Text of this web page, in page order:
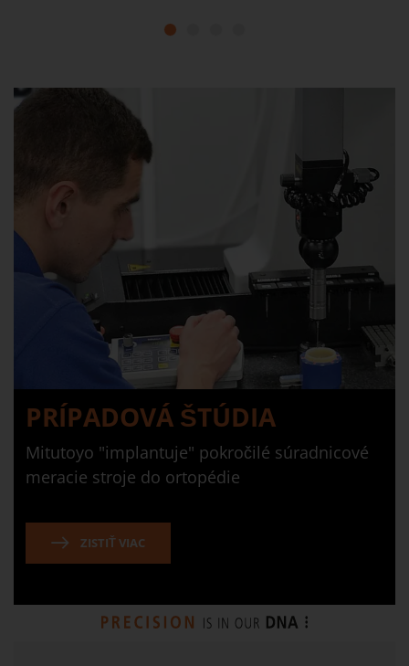
PRÍPADOVÁ ŠTÚDIA
Mitutoyo "implantuje" pokročilé súradnicové
meracie stroje do ortopédie
ZISTIŤ VIAC